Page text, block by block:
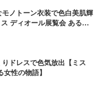
ノトーン衣装で色白美肌輝
ディオール展覧会 ある⼥
ドレスで色気放出【ミス
性の物語】